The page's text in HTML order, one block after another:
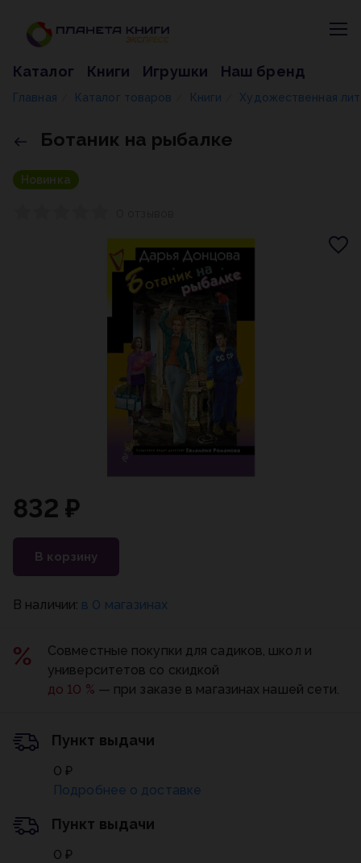
Каталог Книги Игрушки Наш бренд
Главная Каталог товаров Книги Художественная
Ботаник на рыбалке
Новинка
832 ₽
В корзину
В наличии: в 0 магазинах
Совместные покупки для садиков, школ и
университетов со скидкой
до 10 % — при заказе в магазинах нашей сети.
Пункт выдачи
0 ₽
Подробнее о доставке
Пункт выдачи
0 ₽